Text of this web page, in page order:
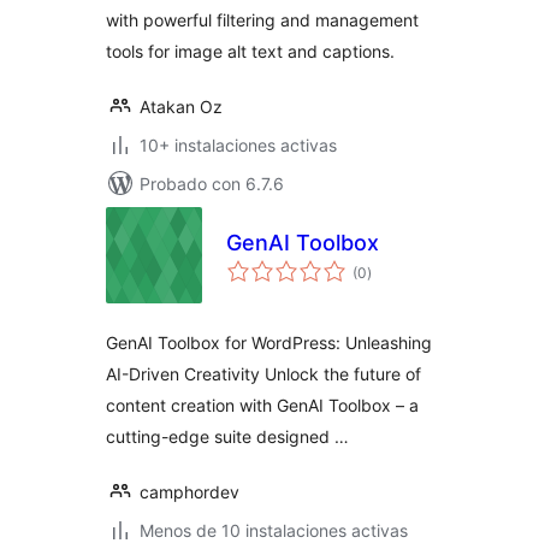
with powerful filtering and management
tools for image alt text and captions.
Atakan Oz
10+ instalaciones activas
Probado con 6.7.6
GenAI Toolbox
(0total
de
)
GenAI Toolbox for WordPress: Unleashing
AI-Driven Creativity Unlock the future of
content creation with GenAI Toolbox – a
cutting-edge suite designed …
camphordev
Menos de 10 instalaciones activas